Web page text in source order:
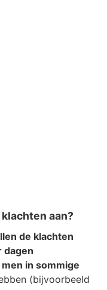
aan?
de klachten
dagen
in sommige
(bijvoorbeeld